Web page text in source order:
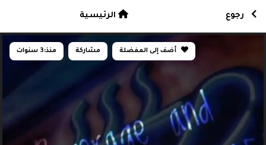
أضف إلى المفضلة مشاركة منذ:3 سنوات
رجوع الرئيسية